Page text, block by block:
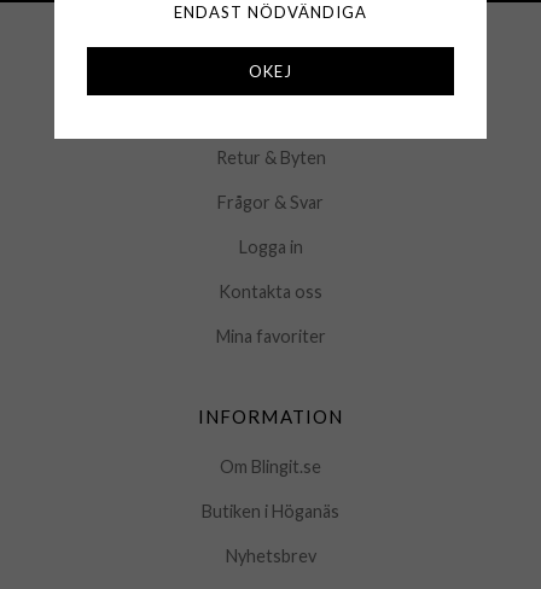
KUNDSERVICE
Retur & Byten
Frågor & Svar
Logga in
Kontakta oss
Mina favoriter
INFORMATION
Om Blingit.se
Butiken i Höganäs
Nyhetsbrev
ENDAST NÖDVÄNDIGA
OKEJ